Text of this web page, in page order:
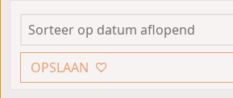
OPSLAAN